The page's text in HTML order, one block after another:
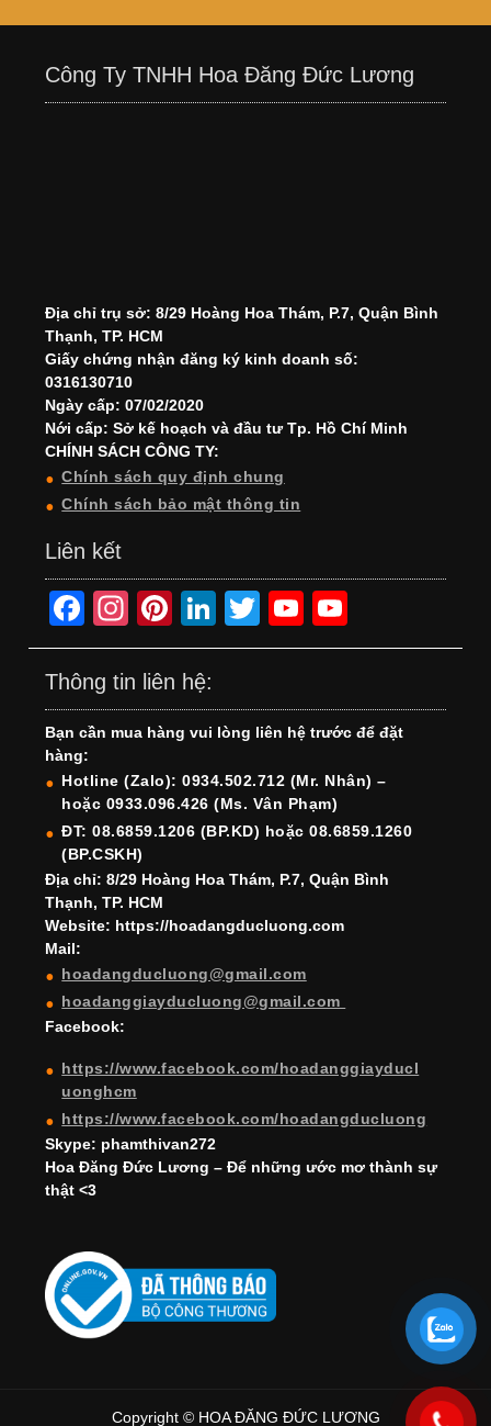
Công Ty TNHH Hoa Đăng Đức Lương
Địa chỉ trụ sở: 8/29 Hoàng Hoa Thám, P.7, Quận Bình
Thạnh, TP. HCM
Giấy chứng nhận đăng ký kinh doanh số:
0316130710
Ngày cấp: 07/02/2020
Nới cấp: Sở kế hoạch và đầu tư Tp. Hồ Chí Minh
CHÍNH SÁCH CÔNG TY:
Chính sách quy định chung
Chính sách bảo mật thông tin
Liên kết
F
a
c
e
b
o
o
k
In
st
a
gr
a
m
Pi
nt
er
e
st
Li
n
e
dI
n
T
wi
er
Y
o
T
u
b
e
o
T
u
b
e
h
Thông tin liên hệ:
Bạn cần mua hàng vui lòng liên hệ trước để đặt
hàng:
Hotline (Zalo): 0934.502.712 (Mr. Nhân) –
hoặc 0933.096.426 (Ms. Vân Phạm)
ĐT: 08.6859.1206 (BP.KD) hoặc 08.6859.1260
(BP.CSKH)
Địa chỉ: 8/29 Hoàng Hoa Thám, P.7, Quận Bình
Thạnh, TP. HCM
Website: https://hoadangducluong.com
Mail:
hoadangducluong@gmail.com
hoadanggiayducluong@gmail.com
Facebook:
https://www.facebook.com/hoadanggiayducl
uonghcm
https://www.facebook.com/hoadangducluong
Skype: phamthivan272
Hoa Đăng Đức Lương – Để những ước mơ thành sự
thật <3
Copyright © HOA ĐĂNG ĐỨC LƯƠNG